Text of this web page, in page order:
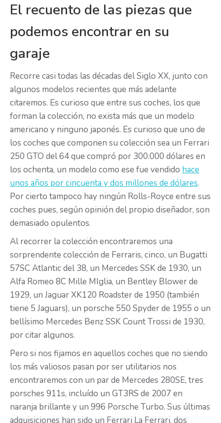
El recuento de las piezas que
podemos encontrar en su
garaje
Recorre casi todas las décadas del Siglo XX, junto con
algunos modelos recientes que más adelante
citaremos. Es curioso que entre sus coches, los que
forman la colección, no exista más que un modelo
americano y ninguno japonés. Es curioso que uno de
los coches que componen su colección sea un Ferrari
250 GTO del 64 que compró por 300.000 dólares en
los ochenta, un modelo como ese fue vendido hace
unos años por cincuenta y dos millones de dólares.
Por cierto tampoco hay ningún Rolls-Royce entre sus
coches pues, según opinión del propio diseñador, son
demasiado opulentos.
Al recorrer la colección encontraremos una
sorprendente colección de Ferraris, cinco, un Bugatti
57SC Atlantic del 38, un Mercedes SSK de 1930, un
Alfa Romeo 8C Mille MIglia, un Bentley Blower de
1929, un Jaguar XK120 Roadster de 1950 (también
tiene 5 Jaguars), un porsche 550 Spyder de 1955 o un
bellísimo Mercedes Benz SSK Count Trossi de 1930,
por citar algunos.
Pero si nos fijamos en aquellos coches que no siendo
los más valiosos pasan por ser utilitarios nos
encontraremos con un par de Mercedes 280SE, tres
porsches 911s, incluído un GT3RS de 2007 en
naranja brillante y un 996 Porsche Turbo. Sus últimas
adquisiciones han sido un Ferrari La Ferrari, dos